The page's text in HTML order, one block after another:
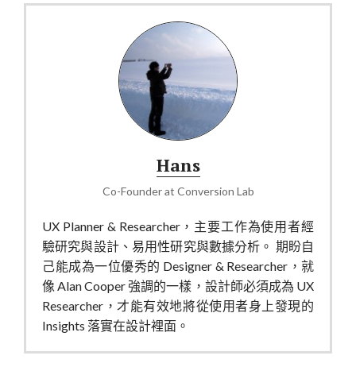
Hans
Co-Founder at Conversion Lab
UX Planner & Researcher，主要工作為使用者經
驗研究與設計、易用性研究與數據分析。 期盼自
己能成為一位優秀的 Designer & Researcher，就
像 Alan Cooper 強調的一樣，設計師必須成為 UX
Researcher，才能有效地將從使用者身上發現的
Insights 落實在設計裡面。